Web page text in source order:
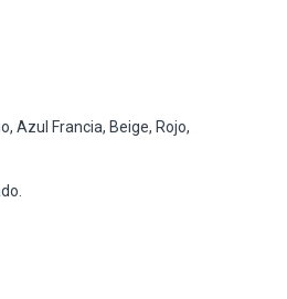
Azul Francia, Beige, Rojo,